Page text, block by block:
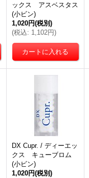
ックス アスベスタス
(小ビン)
1,020円(税別)
(税込: 1,102円)
DX Cupr. / ディーエッ
クス キューブロム
(小ビン)
1,020円(税別)